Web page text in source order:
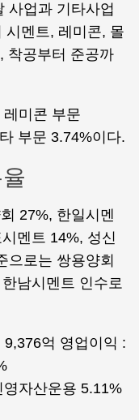
사업과 기타사업
시멘트, 레미콘, 몰
착공부터 준공까
미콘 부문
부문 3.74%이다.
27%, 한일시멘
멘트 14%, 성신
으로는 쌍용양회
남시멘트 인수로
억 영업이익 :
자산운용 5.11%